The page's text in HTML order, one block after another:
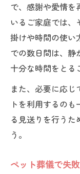
で、感謝や愛情を
いるご家庭では、
掛けや時間の使い
での数日間は、静
十分な時間をとる
また、必要に応
トを利用するの
る見送りを行うた
う。
ペット葬儀で失